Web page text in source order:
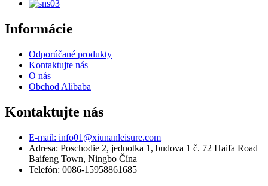
Informácie
Odporúčané produkty
Kontaktujte nás
O nás
Obchod Alibaba
Kontaktujte nás
E-mail: info01@xiunanleisure.com
Adresa: Poschodie 2, jednotka 1, budova 1 č. 72 Haifa Road
Baifeng Town, Ningbo Čína
Telefón: 0086-15958861685